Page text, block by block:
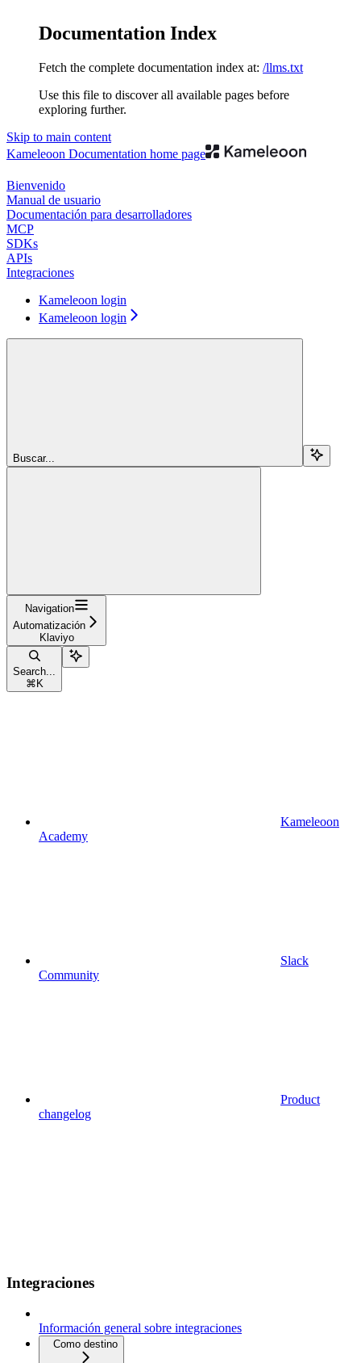
Documentation Index
Fetch the complete documentation index at: /llms.txt
Use this file to discover all available pages before
exploring further.
Skip to main content
Kameleoon Documentation home page
Bienvenido
Manual de usuario
Documentación para desarrolladores
MCP
SDKs
APIs
Integraciones
Kameleoon login
Kameleoon login
Buscar...
Navigation
Automatización
Klaviyo
Search...
⌘ K
Kameleoon
Academy
Slack
Community
Product
changelog
Integraciones
Información general sobre integraciones
Como destino